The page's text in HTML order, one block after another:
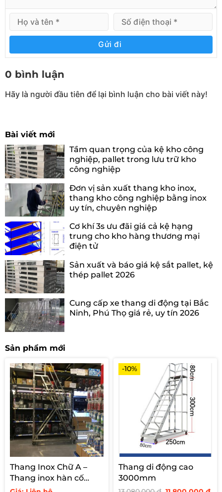
Gửi đi
0 bình luận
Hãy là người đầu tiên để lại bình luận cho bài viết này!
Bài viết mới
Tầm quan trọng của kệ kho công
nghiệp, pallet trong lưu trữ kho
công nghiệp
Đơn vị sản xuất thang kho inox,
thang kho công nghiệp bằng inox
uy tín, chuyên nghiệp
Cơ khí 3s ưu đãi giá cả kệ hạng
trung cho kho hàng thương mại
điện tử
Sản xuất và báo giá kệ sắt pallet, kệ
thép pallet 2026
Cung cấp xe thang di động tại Bắc
Ninh, Phú Thọ giá rẻ, uy tín 2026
Sản phẩm mới
Thang Inox Chữ A –
Thang inox hàn cố
định cho siêu thị
-10%
Thang di động cao
3000mm